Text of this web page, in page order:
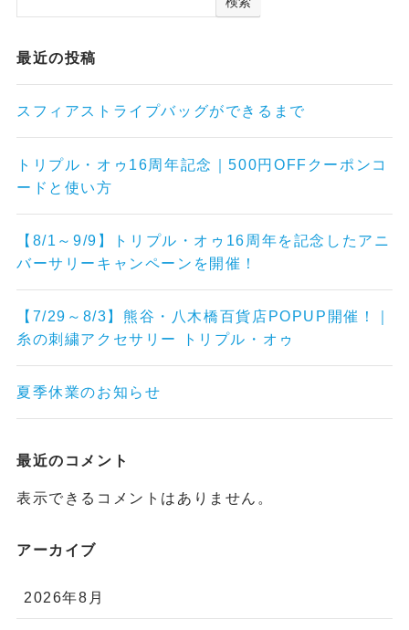
最近の投稿
スフィアストライプバッグができるまで
トリプル・オゥ16周年記念｜500円OFFクーポンコ
ードと使い方
【8/1～9/9】トリプル・オゥ16周年を記念したアニ
バーサリーキャンペーンを開催！
【7/29～8/3】熊谷・八木橋百貨店POPUP開催！｜
糸の刺繍アクセサリー トリプル・オゥ
夏季休業のお知らせ
最近のコメント
表示できるコメントはありません。
アーカイブ
2026年8月